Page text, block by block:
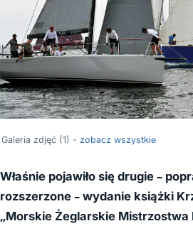
Galeria zdjęć (1) - zobacz wszystkie
Właśnie pojawiło się drugie –
rozszerzone – wydanie książki
„Morskie Żeglarskie Mistrzostwa